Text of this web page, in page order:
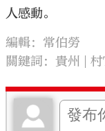
人感動。
編輯：常伯勞
關鍵詞：貴州